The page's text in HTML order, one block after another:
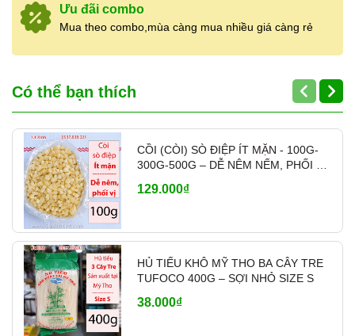
Ưu đãi combo
Mua theo combo,mùa càng mua nhiều giá càng rẻ
Có thể bạn thích
CỒI (CÒI) SÒ ĐIỆP ÍT MẶN - 100G-
300G-500G – DỄ NÊM NẾM, PHỐI VỊ
129.000₫
HỦ TIẾU KHÔ MỸ THO BA CÂY TRE
TUFOCO 400G – SỢI NHỎ SIZE S
38.000₫